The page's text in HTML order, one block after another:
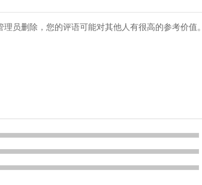
员删除，您的评语可能对其他人有很高的参考价值。